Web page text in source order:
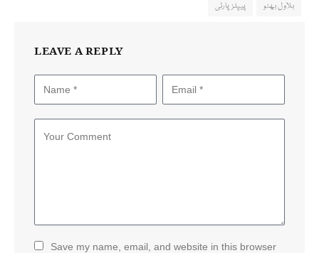
بلاول بھٹو پیپلزپارٹی
LEAVE A REPLY
Save my name, email, and website in this browser